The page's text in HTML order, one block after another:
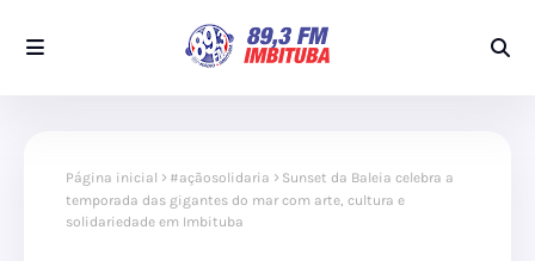
Página inicial #açãosolidaria
Sunset da Baleia celebra a
temporada das gigantes do mar com arte, cultura e
solidariedade em Imbituba